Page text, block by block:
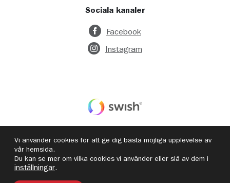
Sociala kanaler
Facebook
Instagram
90 11 38-8
Byggd med kärlek av
Vi använder cookies för att ge dig bästa möjliga upplevelse av
vår hemsida.
Du kan se mer om vilka cookies vi använder eller slå av dem i
inställningar.